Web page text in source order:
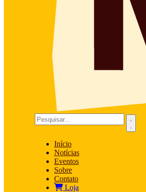
Início
Notícias
Eventos
Sobre
Contato
Loja